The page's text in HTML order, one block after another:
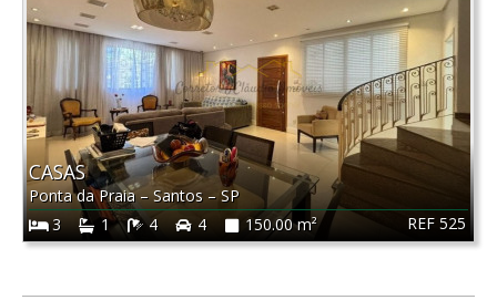
REF 525
CASAS
Ponta da Praia–Santos –SP
3
1 4 4 150.00 m²